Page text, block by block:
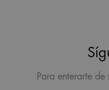
Para enterarte